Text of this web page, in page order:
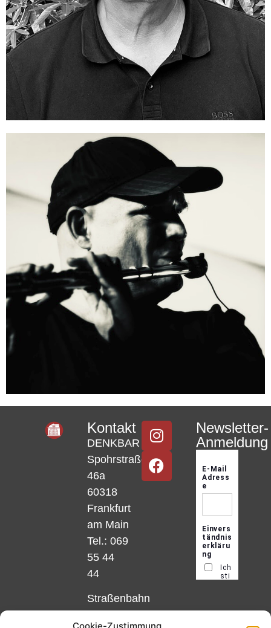
Kontakt
DENKBAR
Spohrstraße
46a
60318
Frankfurt
am Main
Tel.: 069
55 44
44
Straßenbahn
Newsletter-
Anmeldung